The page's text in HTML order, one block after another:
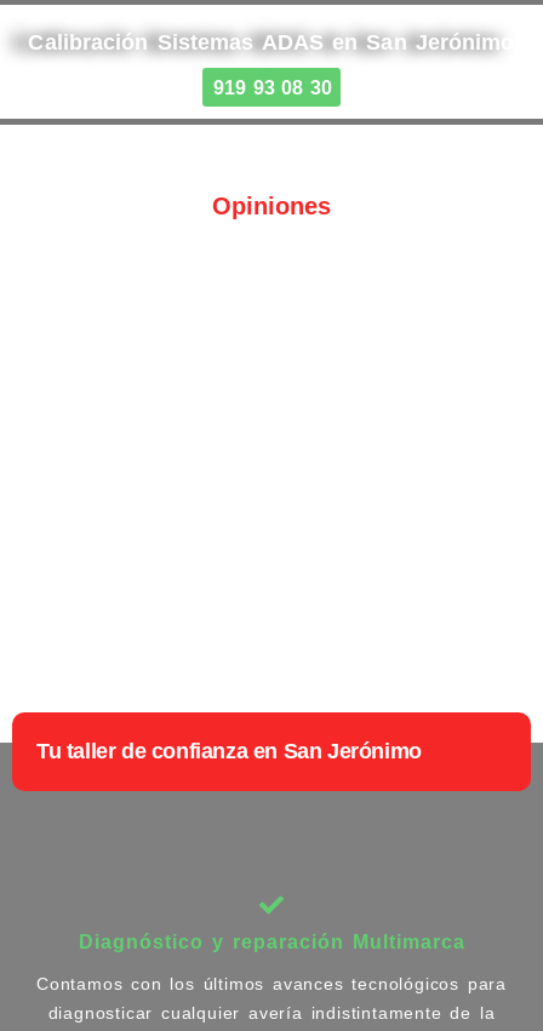
Calibración Sistemas ADAS en San Jerónimo
919 93 08 30
Opiniones
Tu taller de confianza en San Jerónimo
Diagnóstico y reparación Multimarca
Contamos con los últimos avances tecnológicos para
diagnosticar cualquier avería indistintamente de la